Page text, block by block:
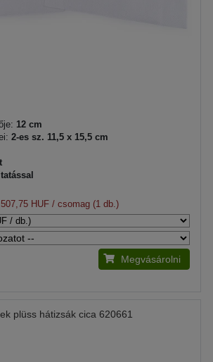
12 cm
2-es sz. 11,5 x 15,5 cm
HUF/ csomag (1 db.)
Megvásárolni
plüss hátizsák cica 620661